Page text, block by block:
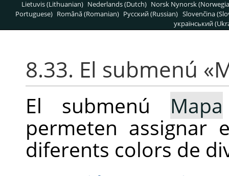
Lietuvis (Lithuanian) Nederlands (Dutch) Norsk Nynorsk
Portuguese) Română (Romanian) Pусский (Russian) Slovenčina
український
8.33. El submenú «
El submenú Mapa
permeten assignar
diferents colors de